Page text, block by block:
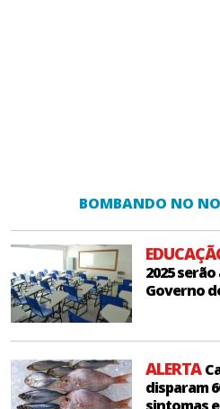
BOMBANDO NO
2025
Governo
ALERTA
disparam